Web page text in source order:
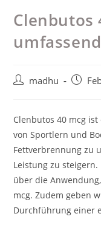
Clenbutos
Postmadhu
Post
Clenbutos 40 mcg
von Sportlern und
Fettverbrennung zu
Leistung zu
über die
mcg. Zudem geben
Durchführung einer